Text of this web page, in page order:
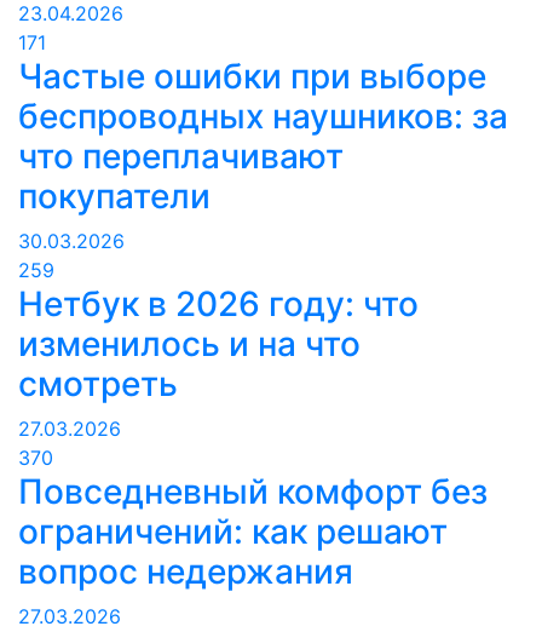
23.04.2026
171
Частые ошибки при выборе
беспроводных наушников: за
что переплачивают
покупатели
30.03.2026
259
Нетбук в 2026 году: что
изменилось и на что
смотреть
27.03.2026
370
Повседневный комфорт без
ограничений: как решают
вопрос недержания
27.03.2026